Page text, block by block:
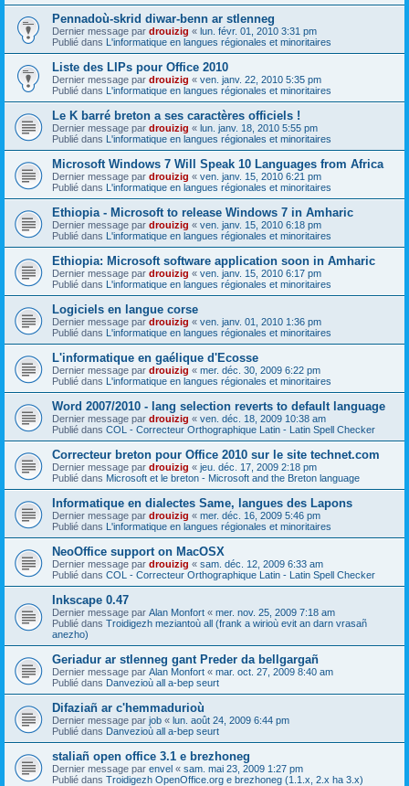
Pennadoù-skrid diwar-benn ar stlenneg
Dernier message par drouizig « lun. févr. 01, 2010 3:31 pm
Publié dans L'informatique en langues régionales et minoritaires
Liste des LIPs pour Office 2010
Dernier message par drouizig « ven. janv. 22, 2010 5:35 pm
Publié dans L'informatique en langues régionales et minoritaires
Le K barré breton a ses caractères officiels !
Dernier message par drouizig « lun. janv. 18, 2010 5:55 pm
Publié dans L'informatique en langues régionales et minoritaires
Microsoft Windows 7 Will Speak 10 Languages from Africa
Dernier message par drouizig « ven. janv. 15, 2010 6:21 pm
Publié dans L'informatique en langues régionales et minoritaires
Ethiopia - Microsoft to release Windows 7 in Amharic
Dernier message par drouizig « ven. janv. 15, 2010 6:18 pm
Publié dans L'informatique en langues régionales et minoritaires
Ethiopia: Microsoft software application soon in Amharic
Dernier message par drouizig « ven. janv. 15, 2010 6:17 pm
Publié dans L'informatique en langues régionales et minoritaires
Logiciels en langue corse
Dernier message par drouizig « ven. janv. 01, 2010 1:36 pm
Publié dans L'informatique en langues régionales et minoritaires
L'informatique en gaélique d'Ecosse
Dernier message par drouizig « mer. déc. 30, 2009 6:22 pm
Publié dans L'informatique en langues régionales et minoritaires
Word 2007/2010 - lang selection reverts to default language
Dernier message par drouizig « ven. déc. 18, 2009 10:38 am
Publié dans COL - Correcteur Orthographique Latin - Latin Spell Checker
Correcteur breton pour Office 2010 sur le site technet.com
Dernier message par drouizig « jeu. déc. 17, 2009 2:18 pm
Publié dans Microsoft et le breton - Microsoft and the Breton language
Informatique en dialectes Same, langues des Lapons
Dernier message par drouizig « mer. déc. 16, 2009 5:46 pm
Publié dans L'informatique en langues régionales et minoritaires
NeoOffice support on MacOSX
Dernier message par drouizig « sam. déc. 12, 2009 6:33 am
Publié dans COL - Correcteur Orthographique Latin - Latin Spell Checker
Inkscape 0.47
Dernier message par Alan Monfort « mer. nov. 25, 2009 7:18 am
Publié dans Troidigezh meziantoù all (frank a wirioù evit an darn vrasañ
anezho)
Geriadur ar stlenneg gant Preder da bellgargañ
Dernier message par Alan Monfort « mar. oct. 27, 2009 8:40 am
Publié dans Danvezioù all a-bep seurt
Difaziañ ar c'hemmadurioù
Dernier message par job « lun. août 24, 2009 6:44 pm
Publié dans Danvezioù all a-bep seurt
staliañ open office 3.1 e brezhoneg
Dernier message par envel « sam. mai 23, 2009 1:27 pm
Publié dans Troidigezh OpenOffice.org e brezhoneg (1.1.x, 2.x ha 3.x)